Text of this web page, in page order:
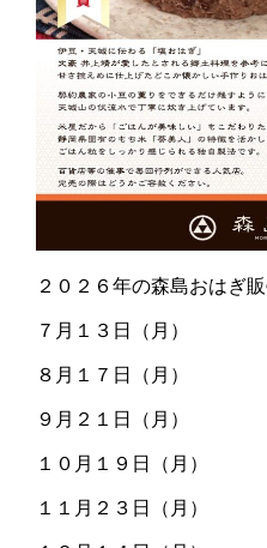
２０２６年の森島おはぎ
７月１３日（月）
８月１７日（月）
９月２１日（月）
１０月１９日（月）
１１月２３日（月）